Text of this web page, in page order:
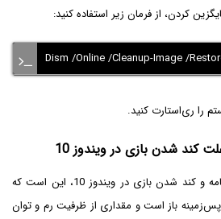
کردن، از فرمان زیر استفاده کنید:
Dism /Online /Cleanup-Image /
را ری‌استارت کنید.
کند شدن بازی در ویندوز 10
یکی از علل کند اجرا شدن برنامه و کند شدن بازی در ویندوز 10، این است که
باز است و مقداری از ظرفیت رم و توان